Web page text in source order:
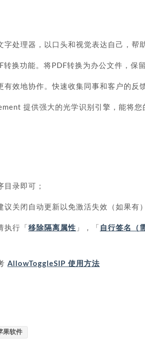
字处理器，以口头和视觉表达自己，帮
换功能。将PDF转换为办公文件，保
效地协作。快速收集同事和客户的反
提供强大的光学识别引擎，能将您
目录即可；
议关闭自动更新以免激活失效（如果有
执行「 移除隔离属性 」，「 自行签名（
AllowToggleSIP 使用方法
果软件